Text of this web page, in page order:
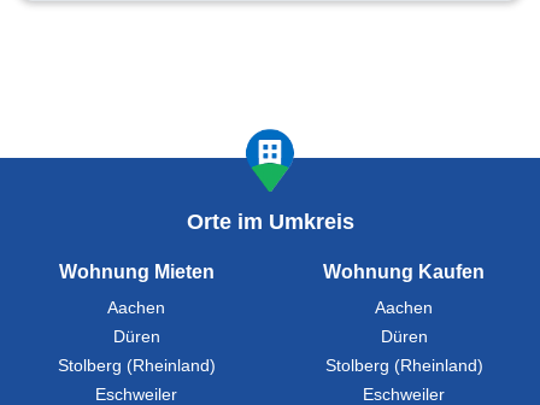
Orte im Umkreis
Wohnung Mieten
Aachen
Düren
Stolberg (Rheinland)
Eschweiler
Wohnung Kaufen
Aachen
Düren
Stolberg (Rheinland)
Eschweiler